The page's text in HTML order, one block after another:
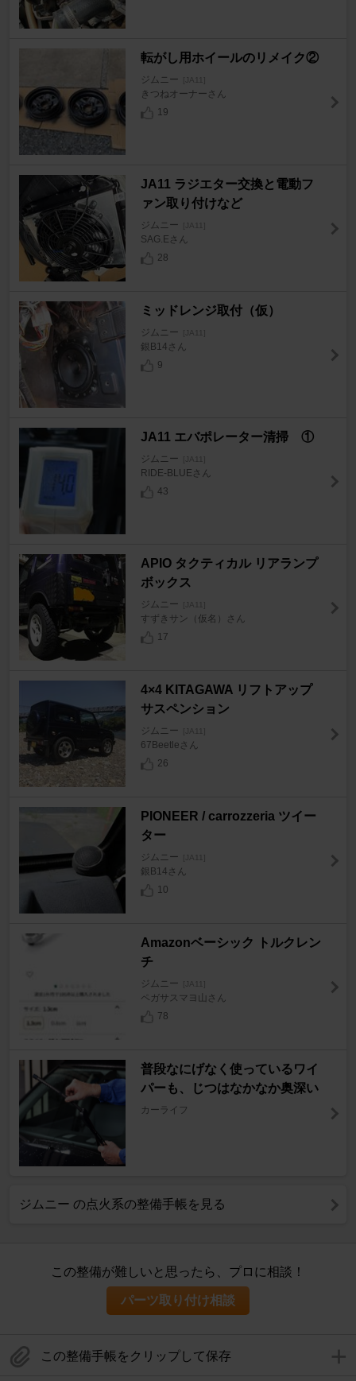
転がし用ホイールのリメイク②
ジムニー [JA11]
きつねオーナーさん
19
JA11 ラジエター交換と電動フ
ァン取り付けなど
ジムニー [JA11]
SAG.Eさん
28
ミッドレンジ取付（仮）
ジムニー [JA11]
銀B14さん
9
JA11 エバポレーター清掃 ①
ジムニー [JA11]
RIDE-BLUEさん
43
APIO タクティカル リアランプ
ボックス
ジムニー [JA11]
すずきサン（仮名）さん
17
4×4 KITAGAWA リフトアップ
サスペンション
ジムニー [JA11]
67Beetleさん
26
PIONEER / carrozzeria ツイー
ター
ジムニー [JA11]
銀B14さん
10
Amazonベーシック トルクレン
チ
ジムニー [JA11]
ペガサスマヨ山さん
78
普段なにげなく使っているワイ
パーも、じつはなかなか奥深い
カーライフ
ジムニー の点火系の整備手帳を見る
この整備が難しいと思ったら、プロに相談！
パーツ取り付け相談
この整備手帳をクリップして保存